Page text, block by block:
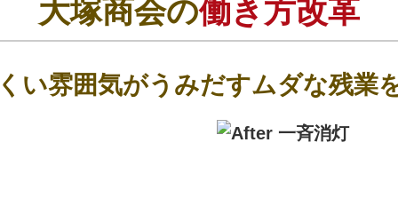
大塚商会の働き方改革
い雰囲気がうみだすムダな残業